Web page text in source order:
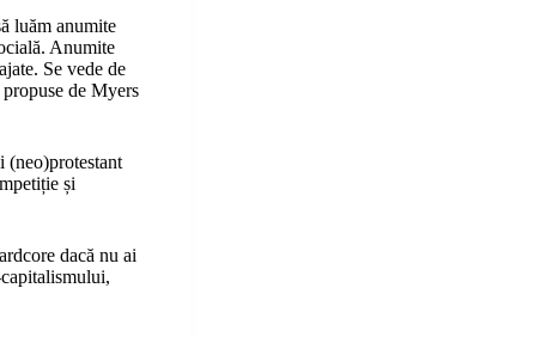
luăm anumite
Anumite
Se vede de
de Myers
(neo)protestant
și
dacă nu ai